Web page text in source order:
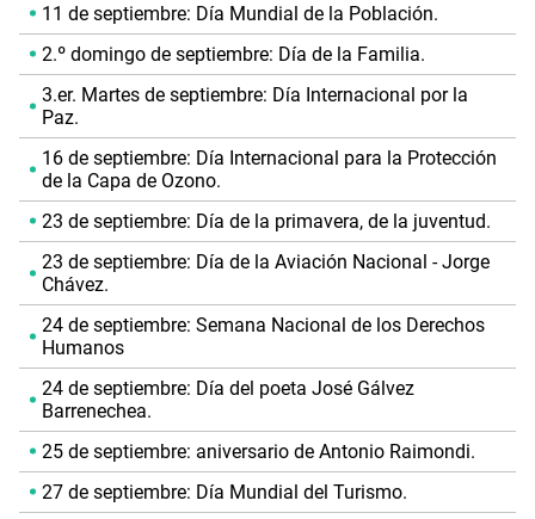
11 de septiembre: Día Mundial de la Población.
2.º domingo de septiembre: Día de la Familia.
3.er. Martes de septiembre: Día Internacional por la
Paz.
16 de septiembre: Día Internacional para la Protección
de la Capa de Ozono.
23 de septiembre: Día de la primavera, de la juventud.
23 de septiembre: Día de la Aviación Nacional - Jorge
Chávez.
24 de septiembre: Semana Nacional de los Derechos
Humanos
24 de septiembre: Día del poeta José Gálvez
Barrenechea.
25 de septiembre: aniversario de Antonio Raimondi.
27 de septiembre: Día Mundial del Turismo.